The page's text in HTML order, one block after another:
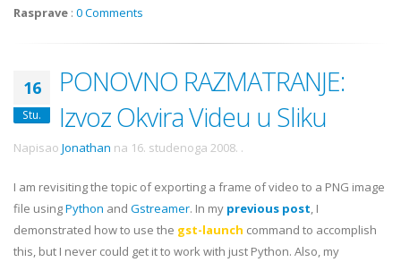
Rasprave : 0 Comments
16
Stu.
PONOVNO RAZMATRANJE:
Izvoz Okvira Videu u Sliku
Napisao Jonathan na 16. studenoga 2008. .
I am revisiting the topic of exporting a frame of video to a PNG image
file usingPython and Gstreamer. In my previous post, I
demonstrated how to use the gst-launch command to accomplish
this, but I never could get it to work with just Python. Also, my